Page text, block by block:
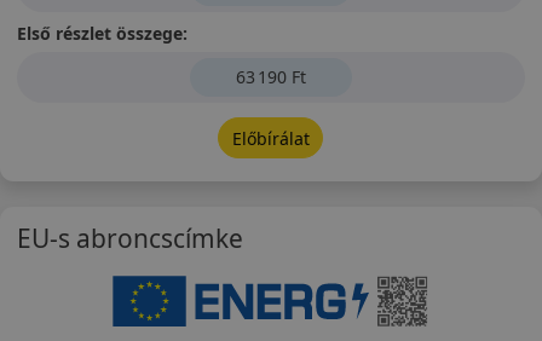
Első részlet összege:
63 190 Ft
Előbírálat
EU-s abroncscímke